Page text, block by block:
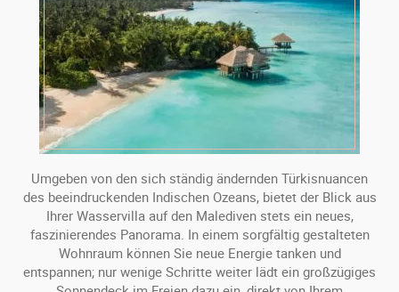
Umgeben von den sich ständig ändernden Türkisnuancen
des beeindruckenden Indischen Ozeans, bietet der Blick aus
Ihrer Wasservilla auf den Malediven stets ein neues,
faszinierendes Panorama. In einem sorgfältig gestalteten
Wohnraum können Sie neue Energie tanken und
entspannen; nur wenige Schritte weiter lädt ein großzügiges